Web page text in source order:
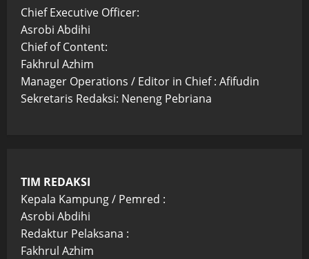
Chief Executive Officer:
Asrobi Abdihi
Chief of Content:
Fakhrul Azhim
Manager Operations / Editor in Chief : Afifudin
Sekretaris Redaksi: Neneng Pebriana
TIM REDAKSI
Kepala Kampung / Pemred :
Asrobi Abdihi
Redaktur Pelaksana :
Fakhrul Azhim